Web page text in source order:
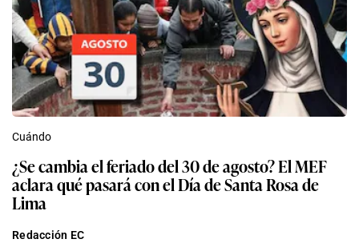
Cuándo
¿Se cambia el feriado del 30 de agosto? El MEF
aclara qué pasará con el Día de Santa Rosa de
Lima
Redacción EC